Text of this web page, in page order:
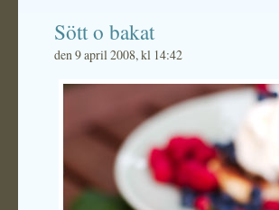
Sött o bakat
den 9 april 2008, kl 14:42